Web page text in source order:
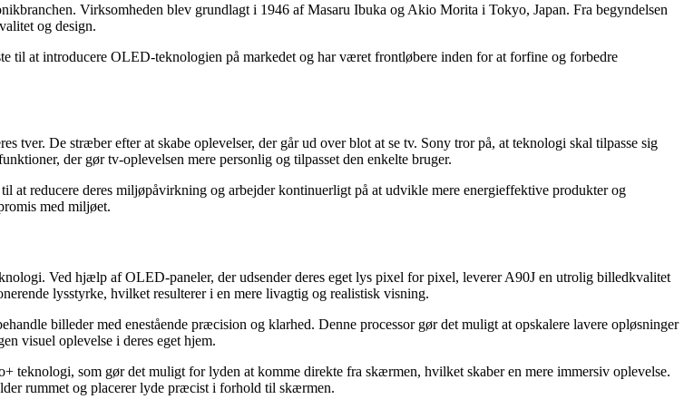
Virksomheden blev grundlagt i 1946 af Masaru Ibuka og Akio Morita i Tokyo, Japan. Fra begyndelsen
og design.
til at introducere OLED-teknologien på markedet og har været frontløbere inden for at forfine og forbedre
tver. De stræber efter at skabe oplevelser, der går ud over blot at se tv. Sony tror på, at teknologi skal tilpasse sig
der gør tv-oplevelsen mere personlig og tilpasset den enkelte bruger.
reducere deres miljøpåvirkning og arbejder kontinuerligt på at udvikle mere energieffektive produkter og
med miljøet.
Ved hjælp af OLED-paneler, der udsender deres eget lys pixel for pixel, leverer A90J en utrolig billedkvalitet
lysstyrke, hvilket resulterer i en mere livagtig og realistisk visning.
billeder med enestående præcision og klarhed. Denne processor gør det muligt at opskalere lavere opløsninger
visuel oplevelse i deres eget hjem.
teknologi, som gør det muligt for lyden at komme direkte fra skærmen, hvilket skaber en mere immersiv oplevelse.
rummet og placerer lyde præcist i forhold til skærmen.